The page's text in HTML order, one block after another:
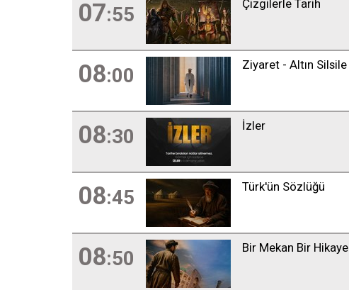
07:55 Çizgilerle Tarih
08:00 Ziyaret - Altın Silsile
08:30 İzler
08:45 Türk'ün Sözlüğü
08:50 Bir Mekan Bir Hikaye